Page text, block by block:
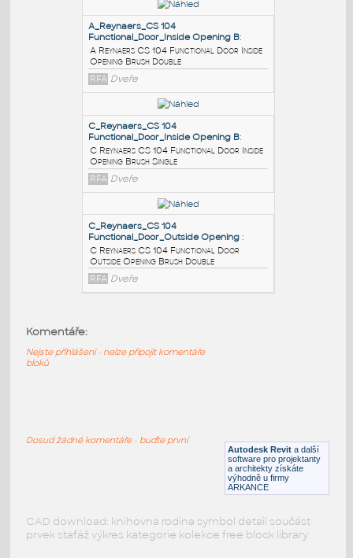
PODOBNÉ BLOKY
B_Reynaers_CS 104
Functional_Door_Inside Opening B
B Reynaers CS 104 Functional Door Inside
Opening Brush Double
RFA Dveře
A_Reynaers_CS 104
Functional_Door_Inside Opening B
A Reynaers CS 104 Functional Door Inside
Opening Brush Double
RFA Dveře
Dveře
C Reynaers CS 104 Functional Door
Outside Opening Brush Double
Autodesk Revit a další
software pro projektanty
a architekty získáte
výhodně u firmy
ARKANCE
Komentáře:
Nejste přihlášeni - nelze připojit komentáře
bloků
Dosud žádné komentáře - buďte první
CAD download: knihovna rodina symbol detail součást
prvek stafáž výkres kategorie kolekce free block library